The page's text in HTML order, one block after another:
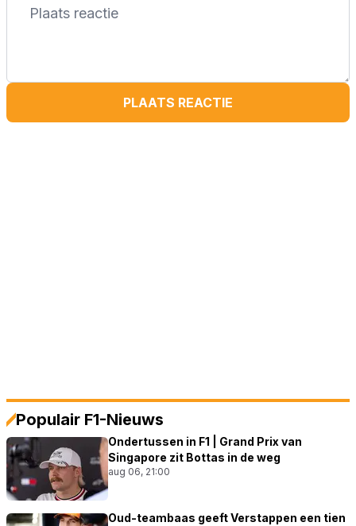
PLAATS REACTIE
Populair F1-Nieuws
Ondertussen in F1 | Grand Prix van
Singapore zit Bottas in de weg
aug 06, 21:00
Oud-teambaas geeft Verstappen een tien